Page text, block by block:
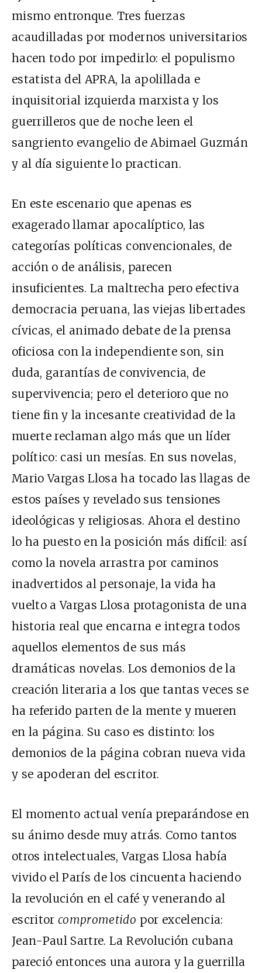
mismo entronque. Tres fuerzas
acaudilladas por modernos universitarios
hacen todo por impedirlo: el populismo
estatista del APRA, la apolillada e
inquisitorial izquierda marxista y los
guerrilleros que de noche leen el
sangriento evangelio de Abimael Guzmán
y al día siguiente lo practican.
En este escenario que apenas es
exagerado llamar apocalíptico, las
categorías políticas convencionales, de
acción o de análisis, parecen
insuficientes. La maltrecha pero efectiva
democracia peruana, las viejas libertades
cívicas, el animado debate de la prensa
oficiosa con la independiente son, sin
duda, garantías de convivencia, de
supervivencia; pero el deterioro que no
tiene fin y la incesante creatividad de la
muerte reclaman algo más que un líder
político: casi un mesías. En sus novelas,
Mario Vargas Llosa ha tocado las llagas de
estos países y revelado sus tensiones
ideológicas y religiosas. Ahora el destino
lo ha puesto en la posición más difícil: así
como la novela arrastra por caminos
inadvertidos al personaje, la vida ha
vuelto a Vargas Llosa protagonista de una
historia real que encarna e integra todos
aquellos elementos de sus más
dramáticas novelas. Los demonios de la
creación literaria a los que tantas veces se
ha referido parten de la mente y mueren
en la página. Su caso es distinto: los
demonios de la página cobran nueva vida
y se apoderan del escritor.
El momento actual venía preparándose en
su ánimo desde muy atrás. Como tantos
otros intelectuales, Vargas Llosa había
vivido el París de los cincuenta haciendo
la revolución en el café y venerando al
escritorcomprometido por excelencia:
Jean-Paul Sartre. La Revolución cubana
pareció entonces una aurora y la guerrilla